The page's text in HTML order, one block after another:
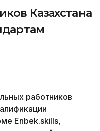
Казахстана
работников
Enbek.skills,